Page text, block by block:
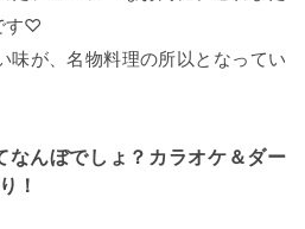
す♡
味が、名物料理の所以となってい
なんぼでしょ？カラオケ＆ダー
！